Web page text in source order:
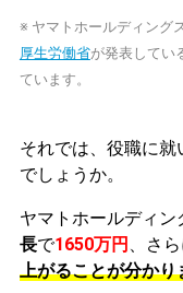
※ ヤマトホールディング
厚生労働省が発表してい
ています。
それでは、役職に
でしょうか。
ヤマトホールディン
長で1650万円 、さ
上がることが分かり